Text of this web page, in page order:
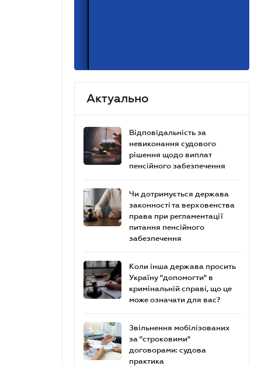
Актуально
Відповідальність за
невиконання судового
рішення щодо виплат
пенсійного забезпечення
Чи дотримується держава
законності та верховенства
права при регламентації
питання пенсійного
забезпечення
Коли інша держава просить
Україну "допомогти" в
кримінальній справі, що це
може означати для вас?
Звільнення мобілізованих
за "строковими"
договорами: судова
практика